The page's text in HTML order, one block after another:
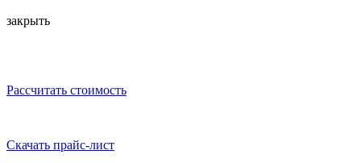
закрыть
Рассчитать стоимость
Скачать прайс-лист